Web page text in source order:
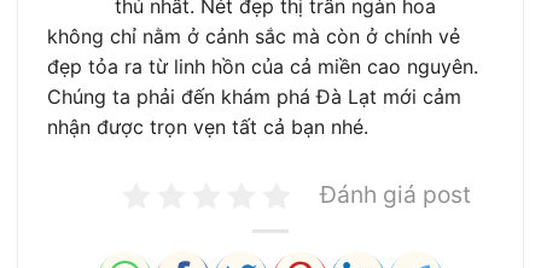
thú nhất. Nét đẹp thị trấn ngàn hoa
không chỉ nằm ở cảnh sắc mà còn ở chính vẻ
đẹp tỏa ra từ linh hồn của cả miền cao nguyên.
Chúng ta phải đến khám phá Đà Lạt mới cảm
nhận được trọn vẹn tất cả bạn nhé.
Đánh giá post